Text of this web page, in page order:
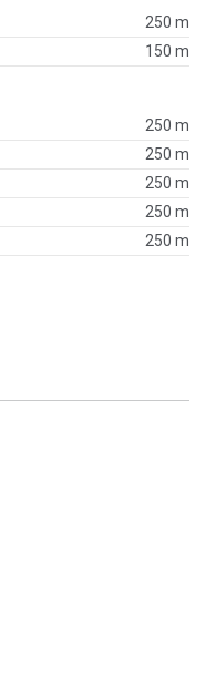
250 m
150 m
250 m
250 m
250 m
250 m
250 m